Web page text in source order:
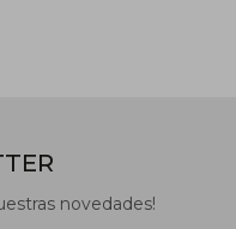
novedades!